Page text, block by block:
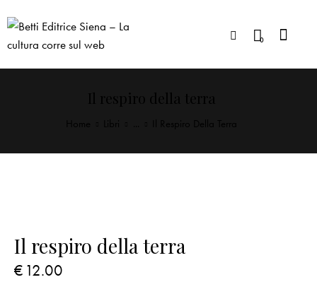
0
Il respiro della terra
€ 12.00